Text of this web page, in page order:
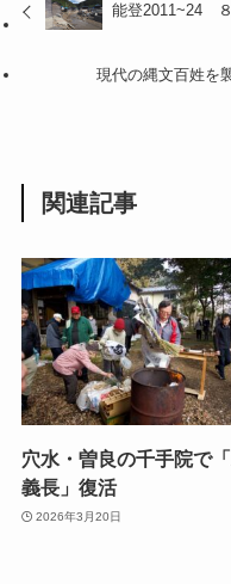
能登2011~24
現代の縄文百姓を
関連記事
穴水・曽良の千手院で
義長」復活
2026年3月20日